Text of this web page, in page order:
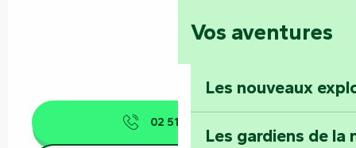
Foussais-Payré :
Faymoreau :
épopée minière
Vos aventures
Les nouveaux
Les gardiens de la
02 51 00 30